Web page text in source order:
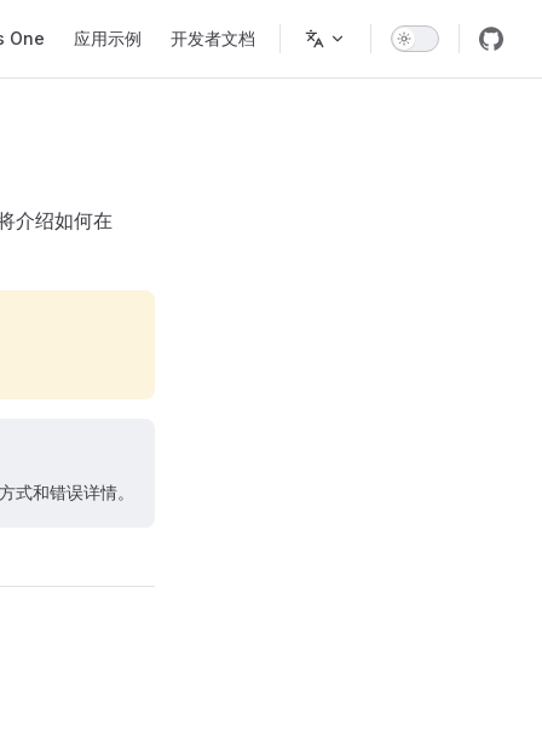
One 应用示例 开发者文档
介绍如何在
式和错误详情。